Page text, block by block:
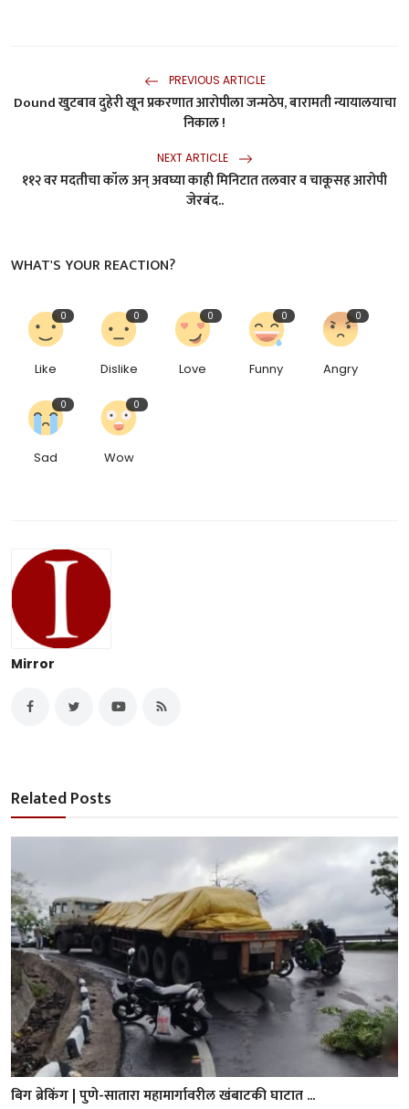
PREVIOUS ARTICLE
Dound खुटबाव दुहेरी खून प्रकरणात आरोपीला जन्मठेप, बारामती न्यायालयाचा
निकाल !
NEXT ARTICLE
११२ वर मदतीचा कॉल अन् अवघ्या काही मिनिटात तलवार व चाकूसह आरोपी
जेरबंद..
WHAT'S YOUR REACTION?
0
Like
0
Dislike
0
Love
0
Funny
0
Angry
0
Sad
0
Wow
Mirror
Related Posts
बिग ब्रेकिंग | पुणे-सातारा महामार्गावरील खंबाटकी घाटात ...